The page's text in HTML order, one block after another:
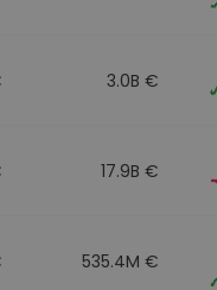
3.0B €
17.9B €
535.4M €